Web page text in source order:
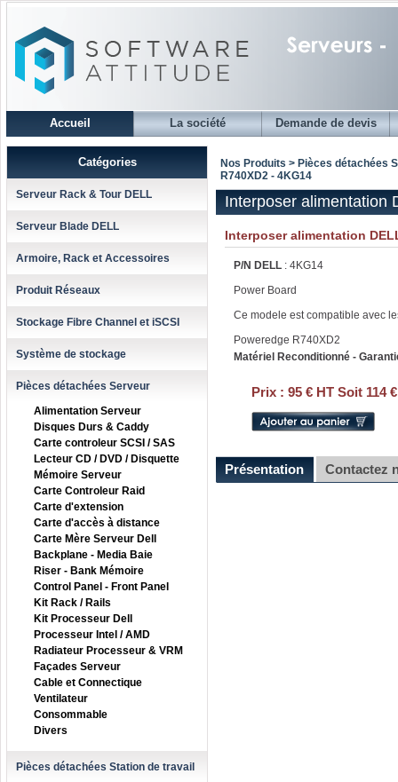
Accueil La société Demande de devis
Catégories
Serveur Rack & Tour DELL
Serveur Blade DELL
Armoire, Rack et Accessoires
Produit Réseaux
Stockage Fibre Channel et iSCSI
Système de stockage
Pièces détachées Serveur
Alimentation Serveur
Disques Durs & Caddy
Carte controleur SCSI / SAS
Lecteur CD / DVD / Disquette
Mémoire Serveur
Carte Controleur Raid
Carte d'extension
Carte d'accès à distance
Carte Mère Serveur Dell
Backplane - Media Baie
Riser - Bank Mémoire
Control Panel - Front Panel
Kit Rack / Rails
Kit Processeur Dell
Processeur Intel / AMD
Radiateur Processeur & VRM
Façades Serveur
Cable et Connectique
Ventilateur
Consommable
Divers
Pièces détachées Station de travail
Nos Produits > Pièces détachées
R740XD2 - 4KG14
Interposer alimentation
Interposer alimentation
P/N DELL : 4KG14
Power Board
Ce modele est compatible avec
Poweredge R740XD2
Matériel Reconditionné -
Prix : 95 € HT Soit 114
Présentation Contactez